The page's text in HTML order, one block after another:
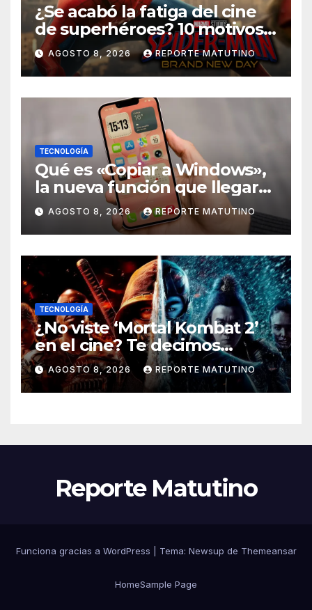
¿Se acabó la fatiga del cine
de superhéroes? 10 motivos
por los que ‘Spider-Man:
Brand New Day» desmiente
esa teoría
AGOSTO 8, 2026 REPORTE MATUTINO
TECNOLOGÍA
Qué es «Copiar a Windows»,
la nueva función que llegará
al iPhone solo para Europa
AGOSTO 8, 2026 REPORTE MATUTINO
TECNOLOGÍA
¿No viste ‘Mortal Kombat 2’
en el cine? Te decimos
dónde verla en streaming
ahora mismo y te damos tres
razones para hacerlo
AGOSTO 8, 2026 REPORTE MATUTINO
Reporte Matutino
Funciona gracias a WordPress Tema: Newsup de Themeansar
HomeSample Page